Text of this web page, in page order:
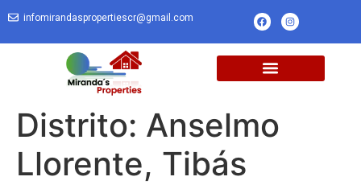
infomirandaspropertiescr@gmail.com
Distrito: Anselmo
Llorente, Tibás